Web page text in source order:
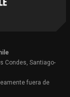
Condes, Santiago-
fuera de